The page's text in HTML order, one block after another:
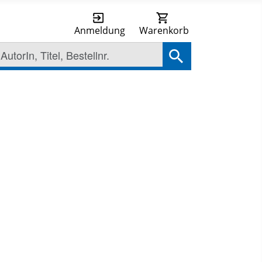
Anmeldung Warenkorb